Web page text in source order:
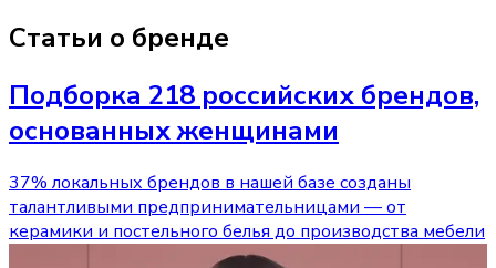
Статьи о бренде
Подборка 218 российских брендов,
основанных женщинами
37% локальных брендов в нашей базе созданы
талантливыми предпринимательницами — от
керамики и постельного белья до производства мебели